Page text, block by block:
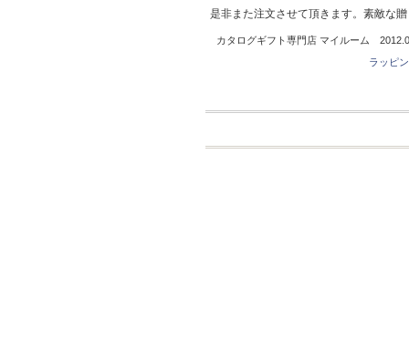
是非また注文させて頂きます。素敵な
カタログギフト専門店 マイルーム
ラッピ